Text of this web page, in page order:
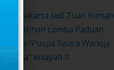
Purwakarta Jadi Tuan Rumah
Penyisihan Lomba Paduan
Suara “Puspa Swara Wanoja
Sunda” Wilayah II